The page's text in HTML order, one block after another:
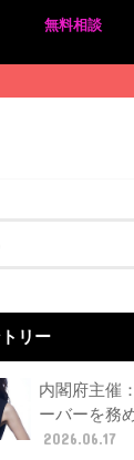
無料相談
リー
内閣府主催
ーバーを務
2026.06.17